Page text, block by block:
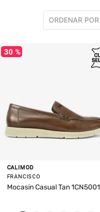
ORDENAR POR
30 %
CALIMOD
FRANCISCO
Mocasin Casual Tan 1CN5001